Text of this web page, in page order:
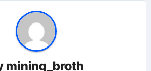
mining_broth